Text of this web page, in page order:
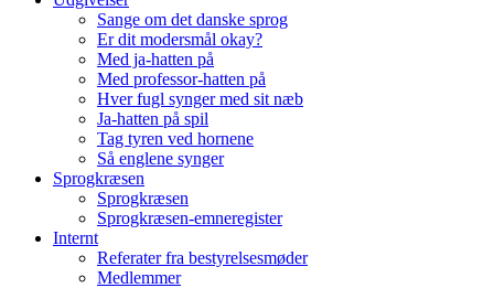
Sange om det danske sprog
Er dit modersmål okay?
Med ja-hatten på
Med professor-hatten på
Hver fugl synger med sit næb
Ja-hatten på spil
Tag tyren ved hornene
Så englene synger
Sprogkræsen
Sprogkræsen
Sprogkræsen-emneregister
Internt
Referater fra bestyrelsesmøder
Medlemmer